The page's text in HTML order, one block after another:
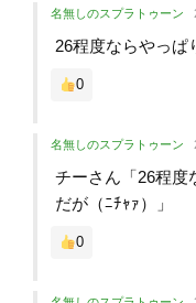
名無しのスプラトゥーン
26程度ならやっぱ
0
名無しのスプラトゥーン
チーさん「26程度
だが（ﾆﾁｬｧ）」
0